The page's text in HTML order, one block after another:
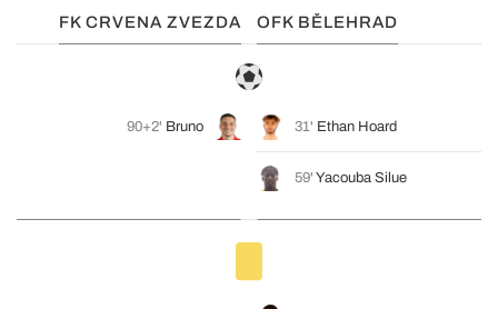
FK CRVENA ZVEZDA OFK BĚLEHRAD
90+2' Bruno 31' Ethan Hoard
59' Yacouba Silue